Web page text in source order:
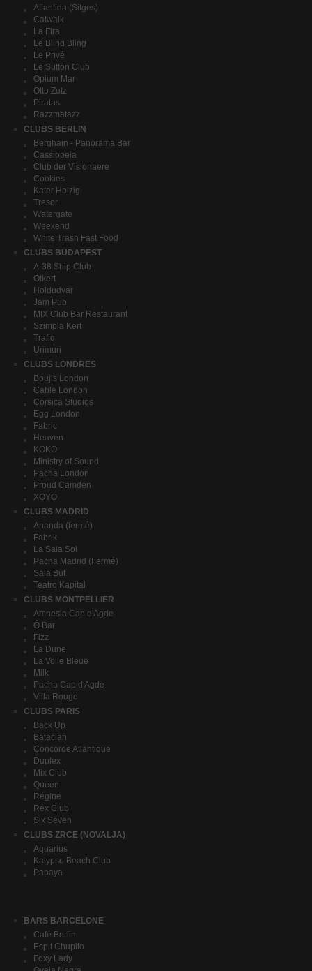
Atlantida (Sitges)
Catwalk
La Fira
Le Bling Bling
Le Privé
Le Sutton Club
Opium Mar
Otto Zutz
Piratas
Razzmatazz
CLUBS BERLIN
Berghain - Panorama Bar
Cassiopeia
Club der Visionaere
Cookies
Kater Holzig
Tresor
Watergate
Weekend
White Trash Fast Food
CLUBS BUDAPEST
A-38 Ship Club
Ötkert
Holdudvar
Jam Pub
MIX Club Bar Restaurant
Szimpla Kert
Trafiq
Urimuri
CLUBS LONDRES
Boujis London
Cable London
Corsica Studios
Egg London
Fabric
Heaven
KOKO
Ministry of Sound
Pacha London
Proud Camden
XOYO
CLUBS MADRID
Ananda (fermé)
Fabrik
La Sala Sol
Pacha Madrid (Fermé)
Sala But
Teatro Kapital
CLUBS MONTPELLIER
Amnesia Cap d'Agde
Ô Bar
Fizz
La Dune
La Voile Bleue
Milk
Pacha Cap d'Agde
Villa Rouge
CLUBS PARIS
Back Up
Bataclan
Concorde Atlantique
Duplex
Mix Club
Queen
Régine
Rex Club
Six Seven
CLUBS ZRCE (NOVALJA)
Aquarius
Kalypso Beach Club
Papaya
BARS BARCELONE
Café Berlin
Espit Chupito
Foxy Lady